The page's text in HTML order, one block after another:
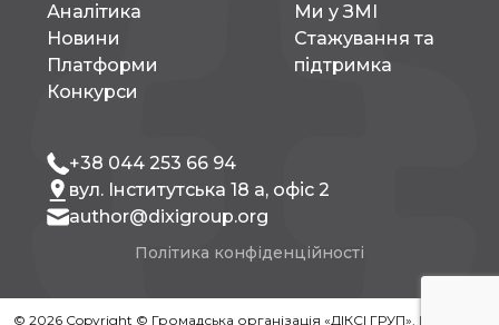
Аналітика
Новини
Платформи
Конкурси
Ми у ЗМІ
Стажування та
підтримка
+38 044 253 66 94
вул. Інститутська 18 а, офіс 2
author@dixigroup.org
Політика конфіденційності
© 2026 Copyright © Громадська організація «ДІКСІ ГРУП». Всі права